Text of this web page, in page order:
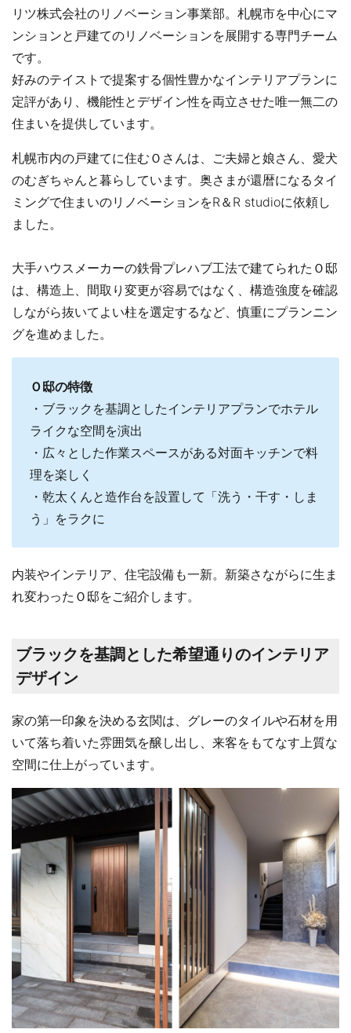
リツ株式会社のリノベーション事業部。札幌市を中心にマ
ンションと戸建てのリノベーションを展開する専門チーム
です。
好みのテイストで提案する個性豊かなインテリアプランに
定評があり、機能性とデザイン性を両立させた唯一無二の
住まいを提供しています。
札幌市内の戸建てに住むＯさんは、ご夫婦と娘さん、愛犬
のむぎちゃんと暮らしています。奥さまが還暦になるタイ
ミングで住まいのリノベーションをR＆R studioに依頼し
ました。
大手ハウスメーカーの鉄骨プレハブ工法で建てられたＯ邸
は、構造上、間取り変更が容易ではなく、構造強度を確認
しながら抜いてよい柱を選定するなど、慎重にプランニン
グを進めました。
Ｏ邸の特徴
・ブラックを基調としたインテリアプランでホテル
ライクな空間を演出
・広々とした作業スペースがある対面キッチンで料
理を楽しく
・乾太くんと造作台を設置して「洗う・干す・しま
う」をラクに
内装やインテリア、住宅設備も一新。新築さながらに生ま
れ変わったＯ邸をご紹介します。
ブラックを基調とした希望通りのインテリア
デザイン
家の第一印象を決める玄関は、グレーのタイルや石材を用
いて落ち着いた雰囲気を醸し出し、来客をもてなす上質な
空間に仕上がっています。